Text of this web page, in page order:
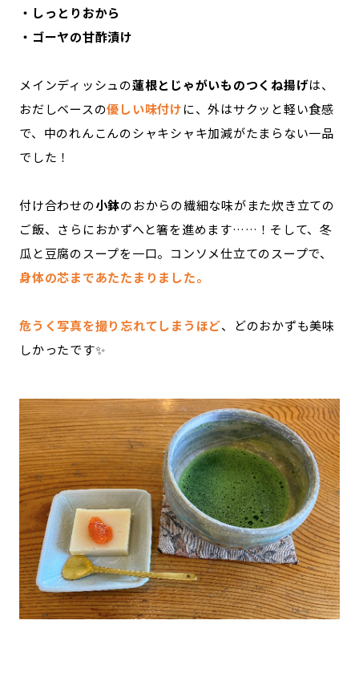
・しっとりおから
・ゴーヤの甘酢漬け
メインディッシュの蓮根とじゃがいものつくね揚げは、
おだしベースの優しい味付けに、外はサクッと軽い食感
で、中のれんこんのシャキシャキ加減がたまらない一品
でした！
付け合わせの小鉢のおからの繊細な味がまた炊き立ての
ご飯、さらにおかずへと箸を進めます……！そして、冬
瓜と豆腐のスープを一口。コンソメ仕立てのスープで、
身体の芯まであたたまりました。
危うく写真を撮り忘れてしまうほど、どのおかずも美味
しかったです✨